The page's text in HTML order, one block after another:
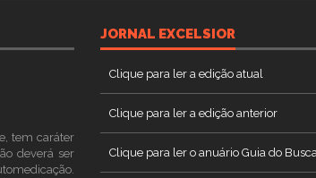
tem caráter
deverá ser
JORNAL EXCELSIOR
Clique para ler a edição atual
Clique para ler a edição anterior
Clique para ler o anuário Guia do